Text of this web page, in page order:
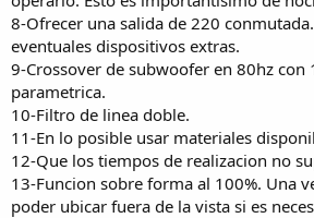
8-Ofrecer una salida de 220
eventuales dispositivos extras.
9-Crossover de subwoofer en 80hz con
parametrica.
10-Filtro de linea doble.
11-En lo posible usar materiales
12-Que los tiempos de realizacion no
13-Funcion sobre forma al 100%. Una
poder ubicar fuera de la vista si es